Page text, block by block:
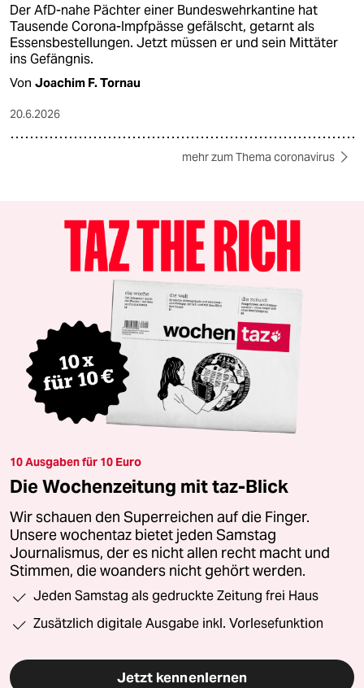
Der AfD-nahe Pächter einer Bundeswehrkantine hat
Tausende Corona-Impfpässe gefälscht, getarnt als
Essensbestellungen. Jetzt müssen er und sein Mittäter
ins Gefängnis.
Von Joachim F. Tornau
20.6.2026
mehr zum Thema coronavirus
10 Ausgaben für 10 Euro
Die Wochenzeitung mit taz-Blick
Wir schauen den Superreichen auf die Finger.
Unsere wochentaz bietet jeden Samstag
Journalismus, der es nicht allen recht macht und
Stimmen, die woanders nicht gehört werden.
Jeden Samstag als gedruckte Zeitung frei Haus
Zusätzlich digitale Ausgabe inkl. Vorlesefunktion
Jetzt kennenlernen